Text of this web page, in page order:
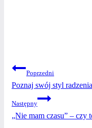
NAWIGACJA
WPISU
Poprzedni
Poznaj swój styl
Następny
„Nie mam czasu” –